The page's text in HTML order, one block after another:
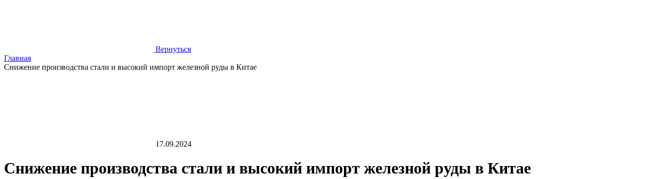
Вернуться
Главная
Снижение производства стали и высокий импорт железной руды в Китае
17.09.2024
Снижение производства стали и высокий импорт железной руды в Китае